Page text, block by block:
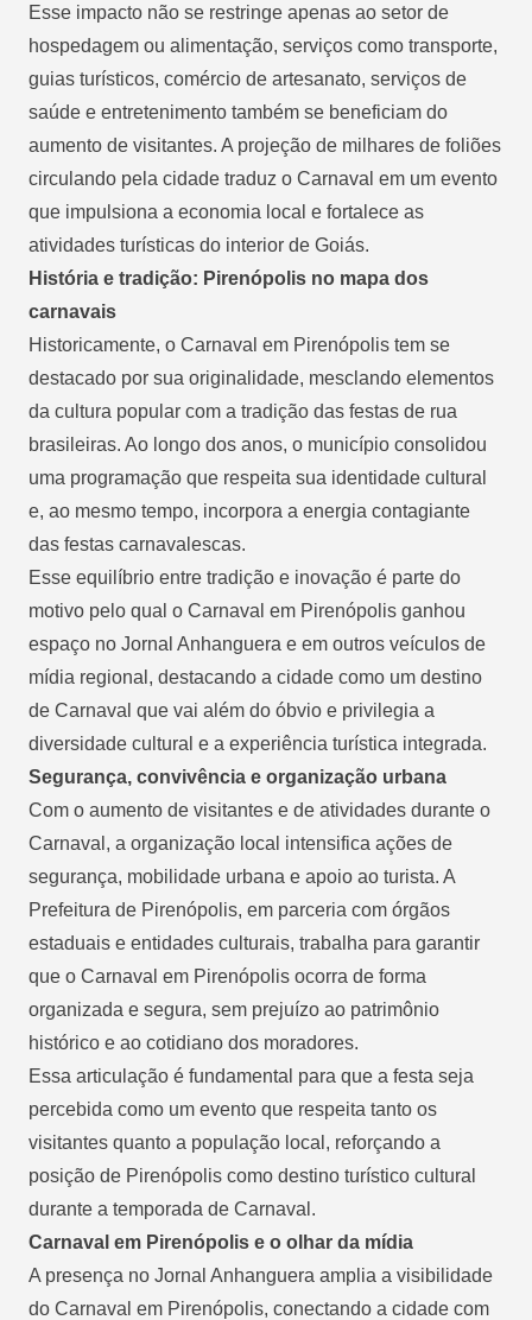
Esse impacto não se restringe apenas ao setor de
hospedagem ou alimentação, serviços como transporte,
guias turísticos, comércio de artesanato, serviços de
saúde e entretenimento também se beneficiam do
aumento de visitantes. A projeção de milhares de foliões
circulando pela cidade traduz o Carnaval em um evento
que impulsiona a economia local e fortalece as
atividades turísticas do interior de Goiás.
História e tradição: Pirenópolis no mapa dos
carnavais
Historicamente, o Carnaval em Pirenópolis tem se
destacado por sua originalidade, mesclando elementos
da cultura popular com a tradição das festas de rua
brasileiras. Ao longo dos anos, o município consolidou
uma programação que respeita sua identidade cultural
e, ao mesmo tempo, incorpora a energia contagiante
das festas carnavalescas.
Esse equilíbrio entre tradição e inovação é parte do
motivo pelo qual o Carnaval em Pirenópolis ganhou
espaço no Jornal Anhanguera e em outros veículos de
mídia regional, destacando a cidade como um destino
de Carnaval que vai além do óbvio e privilegia a
diversidade cultural e a experiência turística integrada.
Segurança, convivência e organização urbana
Com o aumento de visitantes e de atividades durante o
Carnaval, a organização local intensifica ações de
segurança, mobilidade urbana e apoio ao turista. A
Prefeitura de Pirenópolis, em parceria com órgãos
estaduais e entidades culturais, trabalha para garantir
que o Carnaval em Pirenópolis ocorra de forma
organizada e segura, sem prejuízo ao patrimônio
histórico e ao cotidiano dos moradores.
Essa articulação é fundamental para que a festa seja
percebida como um evento que respeita tanto os
visitantes quanto a população local, reforçando a
posição de Pirenópolis como destino turístico cultural
durante a temporada de Carnaval.
Carnaval em Pirenópolis e o olhar da mídia
A presença no Jornal Anhanguera amplia a visibilidade
do Carnaval em Pirenópolis, conectando a cidade com